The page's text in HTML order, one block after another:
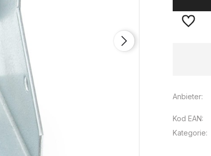
Verfügbarkeit:
Anbieter:
Kod EAN:
Kategorie: